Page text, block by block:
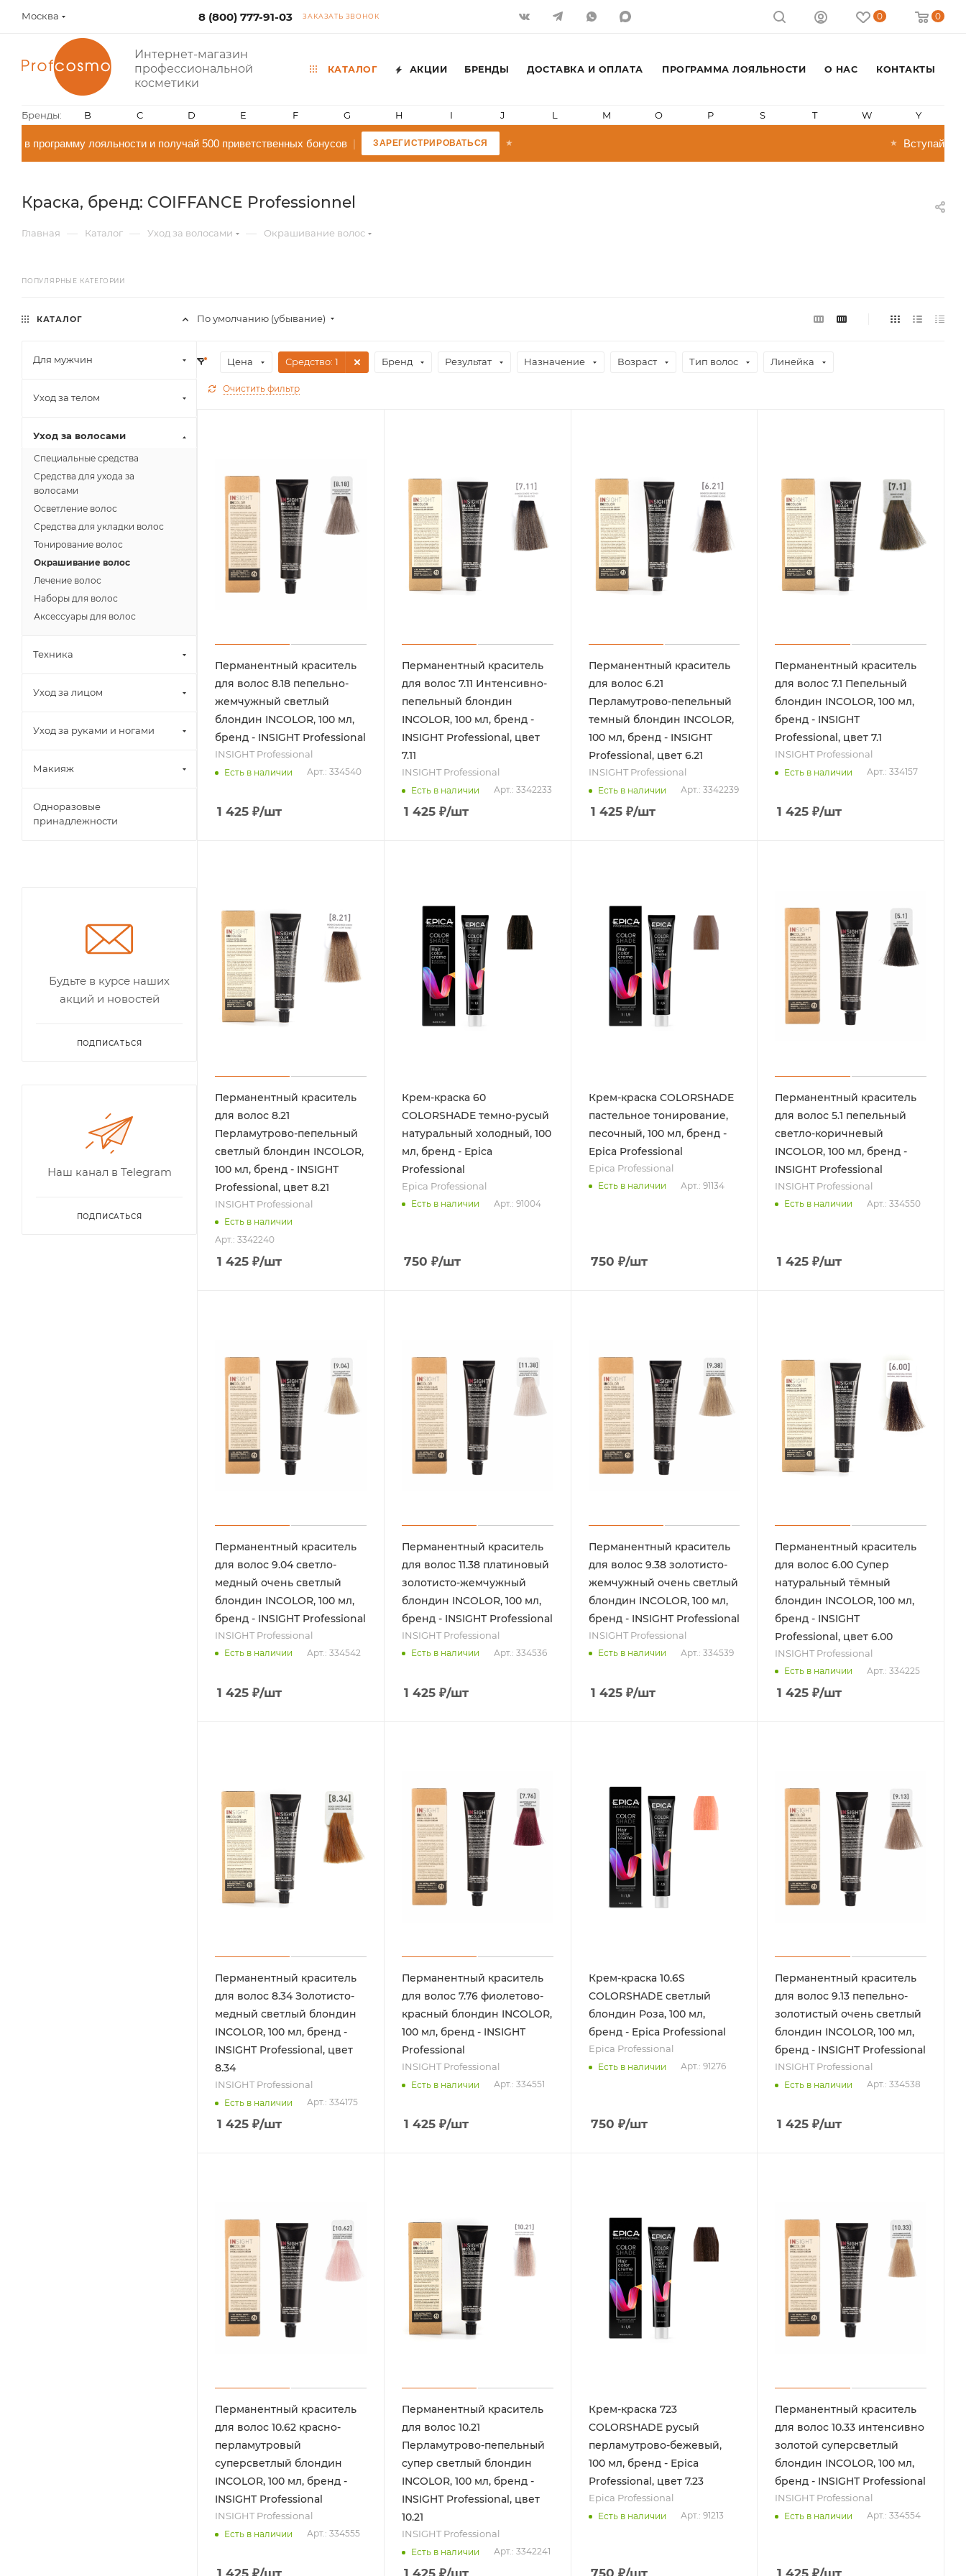
Москва 8 (800) 777-91-03 ЗАКАЗАТЬ ЗВОНОК 0 0
Интернет-магазин
профессиональной
косметики
КАТАЛОГ АКЦИИ БРЕНДЫ ДОСТАВКА И ОПЛАТА ПРОГРАММА ЛОЯЛЬНОСТИ О НАС КОНТАКТЫ
Бренды: B C D E F G H I J L M O P S T W Y
лояльности и получай 500 приветственных бонусов| ЗАРЕГИСТРИРОВАТЬСЯ ★ Вступай в
Краска, бренд: COIFFANCE Professionnel
Главная — Каталог — Уход за волосами — Окрашивание волос
ПОПУЛЯРНЫЕ КАТЕГОРИИ
По умолчанию (убывание)
Цена Средство: 1 Бренд Результат Назначение Возраст Тип волос Линейка
Очистить фильтр
Перманентный краситель
для волос 8.18 пепельно-
жемчужный светлый
блондин INCOLOR, 100 мл,
бренд - INSIGHT Professional
INSIGHT Professional
Есть в наличии Арт.: 334540
1 425 ₽/шт
Перманентный краситель
для волос 7.11 Интенсивно-
пепельный блондин
INCOLOR, 100 мл, бренд -
INSIGHT Professional, цвет
7.11
INSIGHT Professional
Есть в наличии Арт.: 3342233
1 425₽/шт
Перманентный краситель
для волос 6.21
Перламутрово-пепельный
темный блондин INCOLOR,
100 мл, бренд - INSIGHT
Professional, цвет 6.21
INSIGHT Professional
Есть в наличии Арт.: 3342239
1 425₽/шт
Перманентный краситель
для волос 7.1 Пепельный
блондин INCOLOR, 100 мл,
бренд - INSIGHT
Professional, цвет 7.1
INSIGHT Professional
Есть в наличии Арт.: 334157
1 425 ₽/шт
Перманентный краситель
для волос 8.21
Перламутрово-пепельный
светлый блондин INCOLOR,
100 мл, бренд - INSIGHT
Professional, цвет 8.21
INSIGHT Professional
Есть в наличии
Арт.: 3342240
1 425 ₽/шт
Крем-краска 60
COLORSHADE темно-русый
натуральный холодный, 100
мл, бренд - Epica
Professional
Epica Professional
Есть в наличии Арт.: 91004
750 ₽/шт
Крем-краска COLORSHADE
пастельное тонирование,
песочный, 100 мл, бренд -
Epica Professional
Epica Professional
Есть в наличии Арт.: 91134
750 ₽/шт
Перманентный краситель
для волос 5.1 пепельный
светло-коричневый
INCOLOR, 100 мл, бренд -
INSIGHT Professional
INSIGHT Professional
Есть в наличии Арт.: 334550
1 425 ₽/шт
Перманентный краситель
для волос 9.04 светло-
медный очень светлый
блондин INCOLOR, 100 мл,
бренд - INSIGHT Professional
INSIGHT Professional
Есть в наличии Арт.: 334542
1 425 ₽/шт
Перманентный краситель
для волос 11.38 платиновый
золотисто-жемчужный
блондин INCOLOR, 100 мл,
бренд - INSIGHT Professional
INSIGHT Professional
Есть в наличии Арт.: 334536
1 425₽/шт
Перманентный краситель
для волос 9.38 золотисто-
жемчужный очень светлый
блондин INCOLOR, 100 мл,
бренд - INSIGHT Professional
INSIGHT Professional
Есть в наличии Арт.: 334539
1 425₽/шт
Перманентный краситель
для волос 6.00 Супер
натуральный тёмный
блондин INCOLOR, 100 мл,
бренд - INSIGHT
Professional, цвет 6.00
INSIGHT Professional
Есть в наличии Арт.: 334225
1 425 ₽/шт
Перманентный краситель
для волос 8.34 Золотисто-
медный светлый блондин
INCOLOR, 100 мл, бренд -
INSIGHT Professional, цвет
8.34
INSIGHT Professional
Есть в наличии Арт.: 334175
1 425 ₽/шт
Перманентный краситель
для волос 7.76 фиолетово-
красный блондин INCOLOR,
100 мл, бренд - INSIGHT
Professional
INSIGHT Professional
Есть в наличии Арт.: 334551
1 425₽/шт
Крем-краска 10.6S
COLORSHADE светлый
блондин Роза, 100 мл,
бренд - Epica Professional
Epica Professional
Есть в наличии Арт.: 91276
750 ₽/шт
Перманентный краситель
для волос 9.13 пепельно-
золотистый очень светлый
блондин INCOLOR, 100 мл,
бренд - INSIGHT Professional
INSIGHT Professional
Есть в наличии Арт.: 334538
1 425 ₽/шт
Перманентный краситель
для волос 10.62 красно-
перламутровый
суперсветлый блондин
INCOLOR, 100 мл, бренд -
INSIGHT Professional
INSIGHT Professional
Есть в наличии Арт.: 334555
Перманентный краситель
для волос 10.21
Перламутрово-пепельный
супер светлый блондин
INCOLOR, 100 мл, бренд -
INSIGHT Professional, цвет
10.21
INSIGHT Professional
Есть в наличии Арт.: 3342241
Крем-краска 723
COLORSHADE русый
перламутрово-бежевый,
100 мл, бренд - Epica
Professional, цвет 7.23
Epica Professional
Есть в наличии Арт.: 91213
Перманентный краситель
для волос 10.33 интенсивно
золотой суперсветлый
блондин INCOLOR, 100 мл,
бренд - INSIGHT Professional
INSIGHT Professional
Есть в наличии Арт.: 334554
КАТАЛОГ
Для мужчин
Уход за телом
Уход за волосами
Специальные средства
Средства для ухода за
волосами
Осветление волос
Средства для укладки волос
Тонирование волос
Окрашивание волос
Лечение волос
Наборы для волос
Аксессуары для волос
Техника
Уход за лицом
Уход за руками и ногами
Макияж
Одноразовые
принадлежности
Будьте в курсе наших
акций и новостей
ПОДПИСАТЬСЯ
Наш канал в Telegram
ПОДПИСАТЬСЯ